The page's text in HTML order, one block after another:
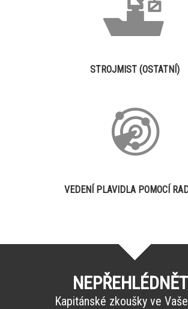
STROJMIST (OSTATNÍ)
VEDENÍ PLAVIDLA POMOCÍ
Kapitánské zkoušky ve